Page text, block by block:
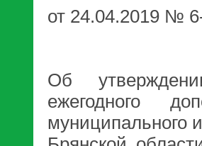
от 24.04.2019 №
Об
ежегодного
муниципального